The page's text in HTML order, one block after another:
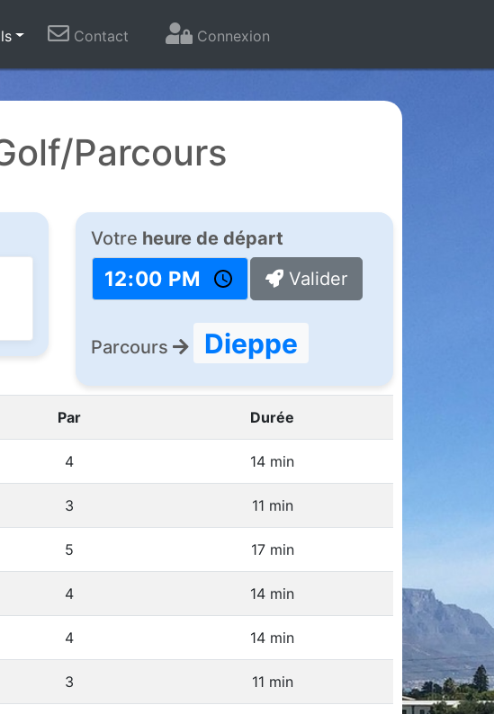
Contact Connexion
Parcours
Votre heure de départ
Valider
Parcours Dieppe
Par Durée
4 14 min
3 11 min
5 17 min
4 14 min
4 14 min
3 11 min